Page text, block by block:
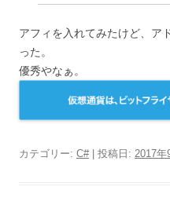
アフィを入れてみたけど、ア
った。
優秀やなぁ。
カテゴリー: C#| 投稿日: 2017年